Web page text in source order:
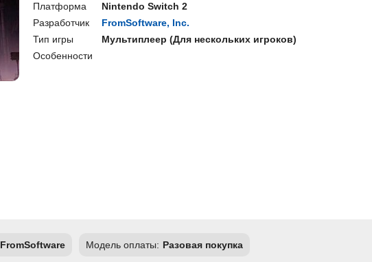
Платформа
Nintendo Switch 2
Разработчик
FromSoftware, Inc.
Тип игры
Мультиплеер (Для нескольких игроков)
Особенности
FromSoftware Модель оплаты: Разовая покупка